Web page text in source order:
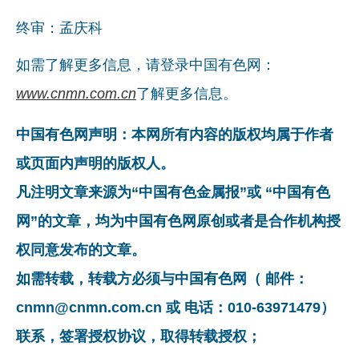
终审：孟庆科
如需了解更多信息，请登录中国有色网：
www.cnmn.com.cn了解更多信息。
中国有色网声明：本网所有内容的版权均属于作者
或页面内声明的版权人。
凡注明文章来源为“中国有色金属报”或 “中国有色
网”的文章，均为中国有色网原创或者是合作机构授
权同意发布的文章。
如需转载，转载方必须与中国有色网（ 邮件：
cnmn@cnmn.com.cn 或 电话：010-63971479）
联系，签署授权协议，取得转载授权；